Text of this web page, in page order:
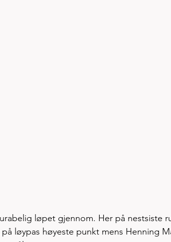
løpet gjennom. Her på nestsiste
på løypas høyeste punkt mens Henning